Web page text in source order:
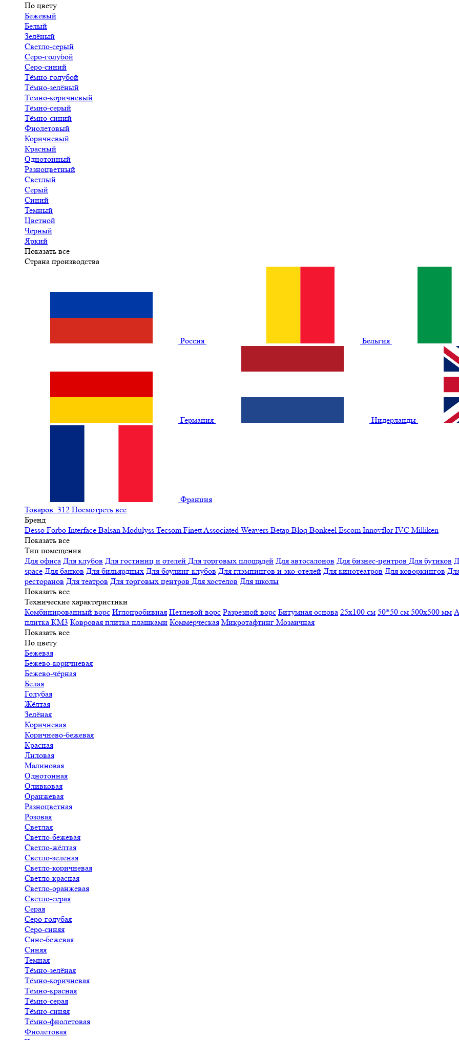
По цвету
Бежевый
Белый
Зелёный
Светло-серый
Серо-голубой
Серо-синий
Тёмно-голубой
Тёмно-зелёный
Тёмно-коричневый
Тёмно-серый
Тёмно-синий
Фиолетовый
Коричневый
Красный
Однотонный
Разноцветный
Светлый
Серый
Синий
Темный
Цветной
Чёрный
Яркий
Показать все
Страна производства
Россия Бельгия
Германия Нидерланды
Франция
Товаров: 312 Посмотреть все
Бренд
Desso Forbo Interface Balsan Modulyss Tecsom FinettAssociated Weavers Betap Bloq Bonkeel Escom Innovflor IVC Milliken
Показать все
Тип помещения
Для офиса Для клубов Для гостиниц и отелей Для торговых площадей Для автосалонов Для бизнес-центров Для бутиков
space Для банков Для бильярдных Для боулинг клубов Для глэмпингов и эко-отелей Для кинотеатров Для коворкингов
ресторанов Для театров Для торговых центров Для хостелов Для школы
Показать все
Технические характеристики
Комбинированный ворс Иглопробивная Петлевой ворс Разрезной ворс Битумная основа 25x100 см 50*50 см 500х500 мм
плитка КМ3 Ковровая плитка плашками Коммерческая Микротафтинг Мозаичная
Показать все
По цвету
Бежевая
Бежево-коричневая
Бежево-чёрная
Белая
Голубая
Жёлтая
Зелёная
Коричневая
Коричнево-бежевая
Красная
Лиловая
Малиновая
Однотонная
Оливковая
Оранжевая
Разноцветная
Розовая
Светлая
Светло-бежевая
Светло-жёлтая
Светло-зелёная
Светло-коричневая
Светло-красная
Светло-оранжевая
Светло-серая
Серая
Серо-голубая
Серо-синяя
Сине-бежевая
Синяя
Темная
Тёмно-зелёная
Тёмно-коричневая
Тёмно-красная
Тёмно-серая
Тёмно-синяя
Тёмно-фиолетовая
Фиолетовая